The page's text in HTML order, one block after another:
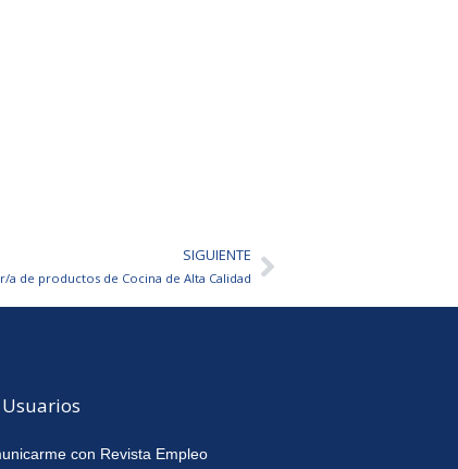
SIGUIENTE
a de productos de Cocina de Alta CalidadSiguiente
con Revista Empleo